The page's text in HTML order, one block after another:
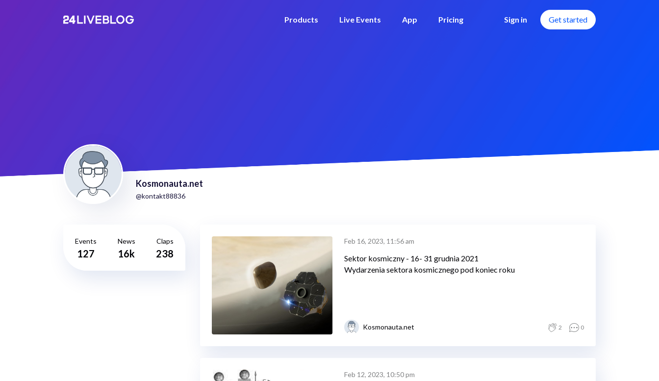
Products Live Events App Pricing Sign in Get started
Kosmonauta.net
@kontakt88836
Events
127
News
16k
Claps
238
Feb 16, 2023, 11:56 am
Sektor kosmiczny - 16- 31 grudnia 2021
Wydarzenia sektora kosmicznego pod koniec roku
Kosmonauta.net 2 0
Feb 12, 2023, 10:50 pm